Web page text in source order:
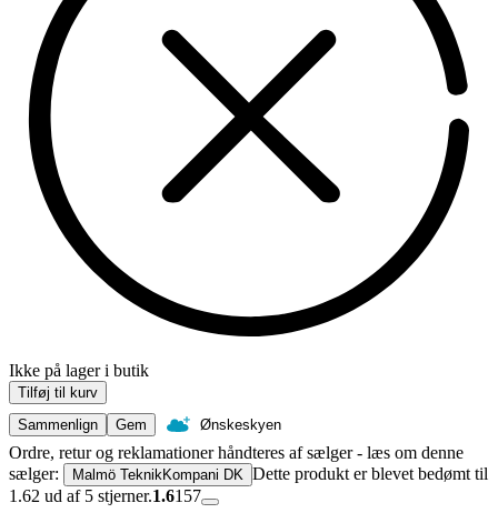
Ikke på lager i butik
Tilføj til kurv
Sammenlign
Gem Ønskeskyen
Ordre, retur og reklamationer håndteres af sælger - læs om denne
sælger:
Malmö TeknikKompani DK Dette produkt er blevet bedømt til
1.62 ud af 5 stjerner.1.6157